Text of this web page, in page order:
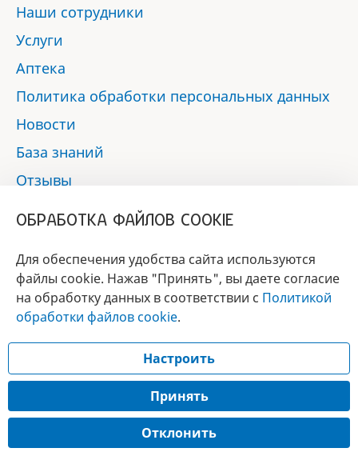
Наши сотрудники
Услуги
Аптека
Политика обработки персональных данных
Новости
База знаний
Отзывы
БРЕНД
ГОДА 2017 - 2019
© 2017 - 2026 «Альфа-вет»
Разработка сайта —
Информация, представленная на сайте, носит справочный характер и не
является публичной офертой.
ОБРАБОТКА ФАЙЛОВ COOKIE
Для обеспечения удобства сайта используются
файлы cookie. Нажав "Принять", вы даете согласие
на обработку данных в соответствии с Политикой
обработки файлов cookie.
Настроить
Принять
Отклонить